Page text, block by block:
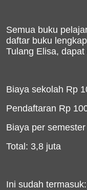
Semua buku
daftar buku
Tulang Elisa, dapat
Biaya sekolah Rp
Pendaftaran Rp
Biaya per
Total: 3,8 juta
Ini sudah termasuk: